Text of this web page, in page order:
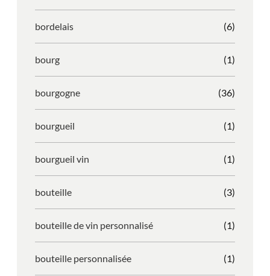
bordelais (6)
bourg (1)
bourgogne (36)
bourgueil (1)
bourgueil vin (1)
bouteille (3)
bouteille de vin personnalisé (1)
bouteille personnalisée (1)